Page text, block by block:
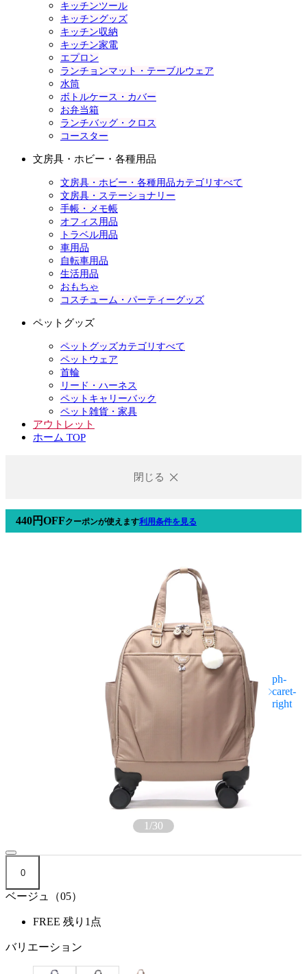
キッチンツール
キッチングッズ
キッチン収納
キッチン家電
エプロン
ランチョンマット・テーブルウェア
水筒
ボトルケース・カバー
お弁当箱
ランチバッグ・クロス
コースター
文房具・ホビー・各種用品
文房具・ホビー・各種用品カテゴリすべて
文房具・ステーショナリー
手帳・メモ帳
オフィス用品
トラベル用品
車用品
自転車用品
生活用品
おもちゃ
コスチューム・パーティーグッズ
ペットグッズ
ペットグッズカテゴリすべて
ペットウェア
首輪
リード・ハーネス
ペットキャリーバック
ペット雑貨・家具
アウトレット
ホーム TOP
閉じる
440円OFFクーポンが使えます利用条件を見る
1/30
0
ベージュ（05）
FREE 残り1点
バリエーション